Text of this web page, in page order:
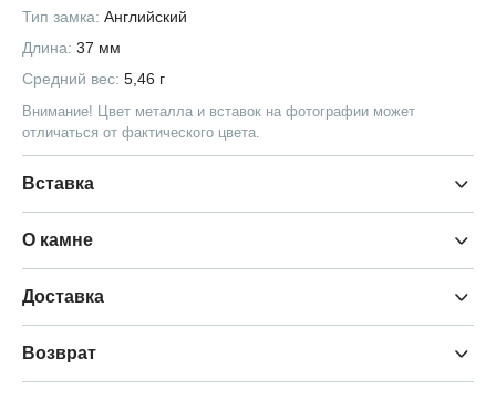
Тип замка: Английский
Длина: 37 мм
Средний вес: 5,46 г
Внимание! Цвет металла и вставок на фотографии может
отличаться от фактического цвета.
Вставка
О камне
Доставка
Возврат